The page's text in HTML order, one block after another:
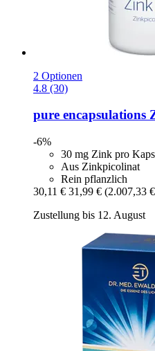
2 Optionen
4.8 (30)
pure encapsulations
-6%
30 mg Zink pro
Aus Zinkpicolinat
Rein pflanzlich
30,11 € 31,99 € (2.007,33
Zustellung bis 12. August